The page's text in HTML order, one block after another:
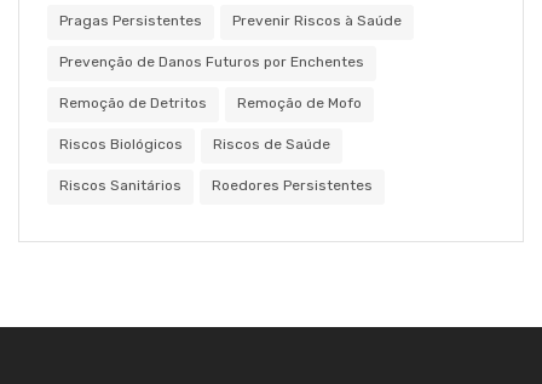
Pragas Persistentes Prevenir Riscos à Saúde
Prevenção de Danos Futuros por Enchentes
Remoção de Detritos Remoção de Mofo
Riscos Biológicos Riscos de Saúde
Riscos Sanitários Roedores Persistentes